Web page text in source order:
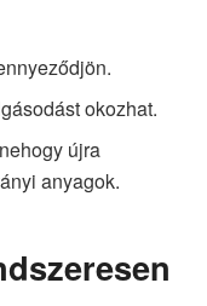
okozhat.
újra
anyagok.